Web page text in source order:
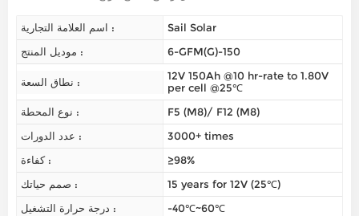
اسم العلامة التجارية :
Sail Solar
موديل المنتج :
6-GFM(G)-150
نطاق السعة :
12V 150Ah @10 hr-rate to 1.80V
per cell @25℃
نوع المحطة :
F5 (M8)/ F12 (M8)
عدد الدورات :
3000+ times
كفاءة :
≥98%
صمم حياتك :
15 years for 12V (25℃)
درجة حرارة التشغيل :
-40℃~60℃